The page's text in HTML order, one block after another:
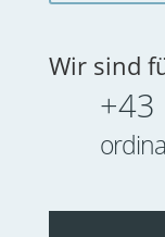
Wir sind
+43